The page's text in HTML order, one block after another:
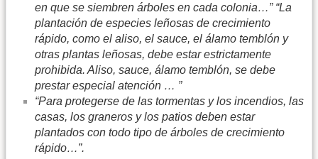
en que se siembren árboles en cada colonia…” “La
plantación de especies leñosas de crecimiento
rápido, como el aliso, el sauce, el álamo temblón y
otras plantas leñosas, debe estar estrictamente
prohibida. Aliso, sauce, álamo temblón, se debe
prestar especial atención … ”
“Para protegerse de las tormentas y los incendios, las
casas, los graneros y los patios deben estar
plantados con todo tipo de árboles de crecimiento
rápido…”.